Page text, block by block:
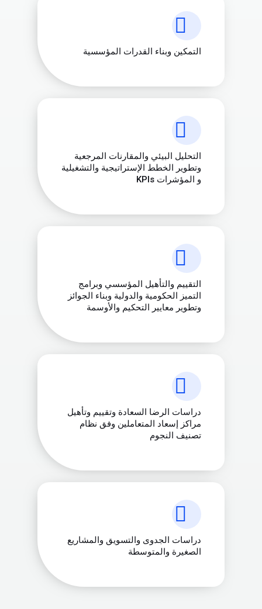
التمكين وبناء القدرات المؤسسية
التحليل البيئي والمقارنات المرجعية
وتطوير الخطط الإستراتيجية والتشغيلية
و المؤشرات KPIs
التقييم والتأهيل المؤسسي وبرامج
التميز الحكومية والدولية وبناء الجوائز
وتطوير معايير التحكيم والأوسمة
دراسات الرضا السعادة وتقييم وتأهيل
مراكز إسعاد المتعاملين وفق نظام
تصنيف النجوم
دراسات الجدوى والتسويق والمشاريع
الصغيرة والمتوسطة